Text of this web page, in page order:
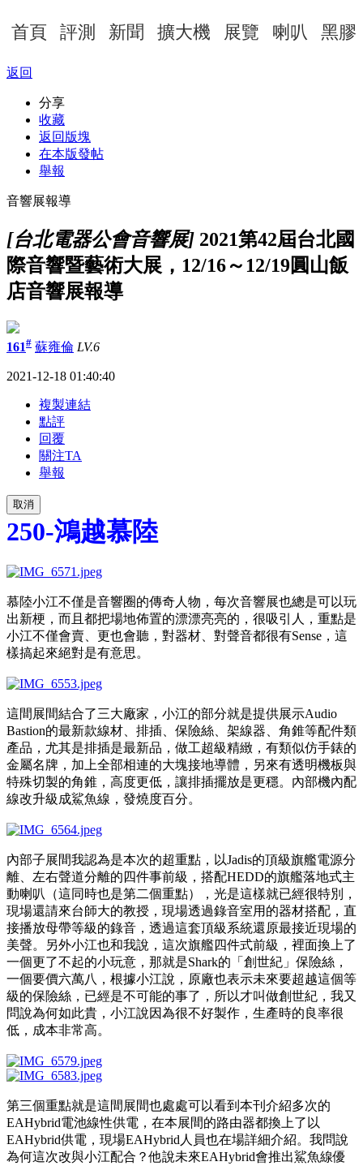
首頁 評測 新聞 擴大機 展覽 喇叭 黑膠
返回
分享
收藏
返回版塊
在本版發帖
舉報
音響展報導
[台北電器公會音響展] 2021第42屆台北國
際音響暨藝術大展，12/16～12/19圓山飯
店音響展報導
161# 蘇雍倫 LV.6
2021-12-18 01:40:40
複製連結
點評
回覆
關注TA
舉報
取消
250-鴻越慕陸
慕陸小江不僅是音響圈的傳奇人物，每次音響展也總是可以玩
出新梗，而且都把場地佈置的漂漂亮亮的，很吸引人，重點是
小江不僅會賣、更也會聽，對器材、對聲音都很有Sense，這
樣搞起來絕對是有意思。
這間展間結合了三大廠家，小江的部分就是提供展示Audio
Bastion的最新款線材、排插、保險絲、架線器、角錐等配件類
產品，尤其是排插是最新品，做工超級精緻，有類似仿手錶的
金屬名牌，加上全部相連的大塊接地導體，另來有透明機板與
特殊切製的角錐，高度更低，讓排插擺放是更穩。內部機內配
線改升級成鯊魚線，發燒度百分。
內部子展間我認為是本次的超重點，以Jadis的頂級旗艦電源分
離、左右聲道分離的四件事前級，搭配HEDD的旗艦落地式主
動喇叭（這同時也是第二個重點），光是這樣就已經很特別，
現場還請來台師大的教授，現場透過錄音室用的器材搭配，直
接播放母帶等級的錄音，透過這套頂級系統還原最接近現場的
美聲。另外小江也和我說，這次旗艦四件式前級，裡面換上了
一個更了不起的小玩意，那就是Shark的「創世紀」保險絲，
一個要價六萬八，根據小江說，原廠也表示未來要超越這個等
級的保險絲，已經是不可能的事了，所以才叫做創世紀，我又
問說為何如此貴，小江說因為很不好製作，生產時的良率很
低，成本非常高。
第三個重點就是這間展間也處處可以看到本刊介紹多次的
EAHybrid電池線性供電，在本展間的路由器都換上了以
EAHybrid供電，現場EAHybrid人員也在場詳細介紹。我問說
為何這次改與小江配合？他說未來EAHybrid會推出鯊魚線優